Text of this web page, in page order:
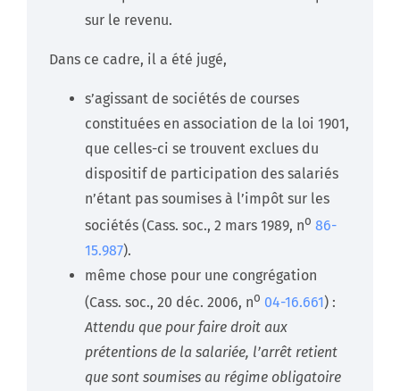
sur le revenu.
Dans ce cadre, il a été jugé,
s’agissant de sociétés de courses
constituées en association de la loi 1901,
que celles-ci se trouvent exclues du
dispositif de participation des salariés
n’étant pas soumises à l’impôt sur les
sociétés (Cass. soc., 2 mars 1989, no 86-
15.987).
même chose pour une congrégation
(Cass. soc., 20 déc. 2006, no 04-16.661) :
Attendu que pour faire droit aux
prétentions de la salariée, l’arrêt retient
que sont soumises au régime obligatoire